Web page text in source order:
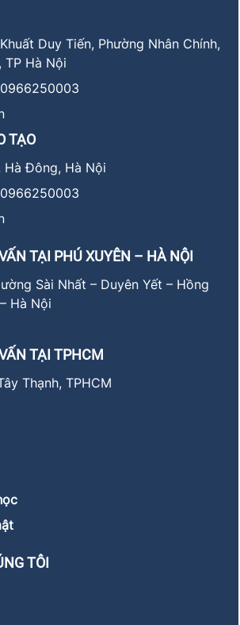
Duy Tiến, Phường Nhân Chính,
TP Hà Nội
TẠO
Hà Đông, Hà Nội
TẠI PHÚ XUYÊN – HÀ NỘI
Sài Nhất – Duyên Yết – Hồng
Hà Nội
TẠI TPHCM
Thạnh, TPHCM
TÔI